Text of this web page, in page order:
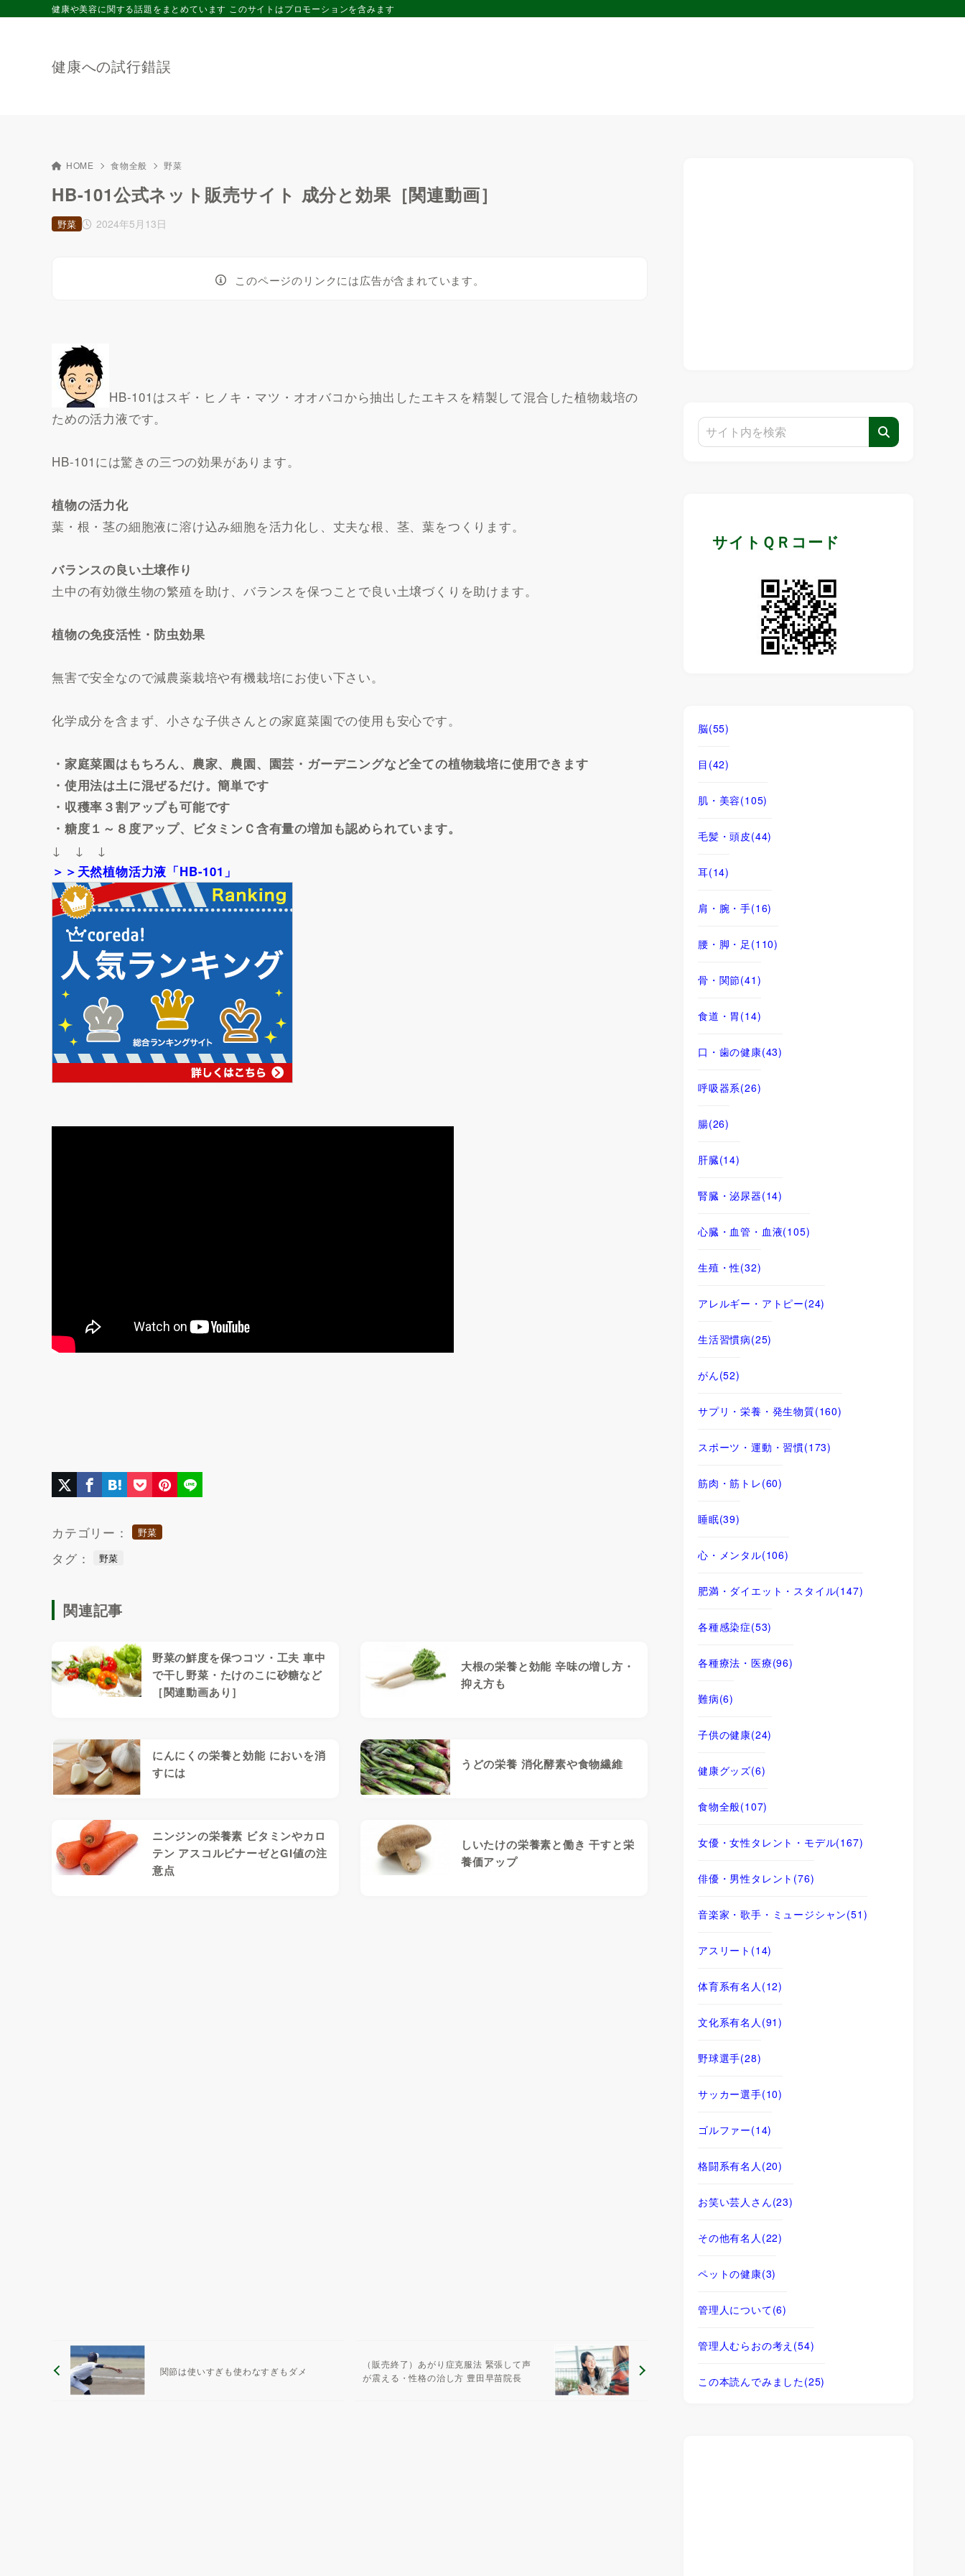
健康への試行錯誤
健康や美容に関する話題をまとめています このサイトはプロモーションを含みます
HOME 食物全般 野菜
HB-101公式ネット販売サイト 成分と効果［関連動画］
2024年5月13日
野菜
このページのリンクには広告が含まれています。
HB-101はスギ・ヒノキ・マツ・オオバコから抽出したエキスを精製して混合した植物栽培の
ための活力液です。
HB-101には驚きの三つの効果があります。
植物の活力化
葉・根・茎の細胞液に溶け込み細胞を活力化し、丈夫な根、茎、葉をつくります。
バランスの良い土壌作り
土中の有効微生物の繁殖を助け、バランスを保つことで良い土壌づくりを助けます。
植物の免疫活性・防虫効果
無害で安全なので減農薬栽培や有機栽培にお使い下さい。
化学成分を含まず、小さな子供さんとの家庭菜園での使用も安心です。
・家庭菜園はもちろん、農家、農園、園芸・ガーデニングなど全ての植物栽培に使用できます
・使用法は土に混ぜるだけ。簡単です
・収穫率３割アップも可能です
・糖度１～８度アップ、ビタミンＣ含有量の増加も認められています。
↓ ↓ ↓
＞＞天然植物活力液「HB-101」
カテゴリー： 野菜
タグ： 野菜
関連記事
野菜の鮮度を保つコツ・工夫 車中
で干し野菜・たけのこに砂糖など
［関連動画あり］
大根の栄養と効能 辛味の増し方・
抑え方も
にんにくの栄養と効能 においを消
すには
うどの栄養 消化酵素や食物繊維
ニンジンの栄養素 ビタミンやカロ
テン アスコルビナーゼとGI値の注
意点
しいたけの栄養素と働き 干すと栄
養価アップ
関節は使いすぎも使わなすぎもダメ
（販売終了）あがり症克服法 緊張して声
が震える・性格の治し方 豊田早苗院長
サイトＱＲコード
脳(55)
目 (42)
肌・美容(105)
毛髪・頭皮(44)
耳(14)
肩・腕・手(16)
腰・脚・足 (110)
骨・関節(41)
食道・胃 (14)
口・歯の健康(43)
呼吸器系(26)
腸(26)
肝臓(14)
腎臓・泌尿器(14)
心臓・血管・血液(105)
生殖・性(32)
アレルギー・アトピー(24)
生活習慣病(25)
がん(52)
サプリ・栄養・発生物質(160)
スポーツ・運動・習慣(173)
筋肉・筋トレ(60)
睡眠(39)
心・メンタル(106)
肥満・ダイエット・スタイル(147)
各種感染症(53)
各種療法・医療(96)
難病(6)
子供の健康(24)
健康グッズ(6)
食物全般(107)
女優・女性タレント・モデル(167)
俳優・男性タレント (76)
音楽家・歌手・ミュージシャン(51)
アスリート (14)
体育系有名人 (12)
文化系有名人 (91)
野球選手(28)
サッカー選手(10)
ゴルファー(14)
格闘系有名人 (20)
お笑い芸人さん(23)
その他有名人 (22)
ペットの健康(3)
管理人について(6)
管理人むらおの考え (54)
この本読んでみました(25)